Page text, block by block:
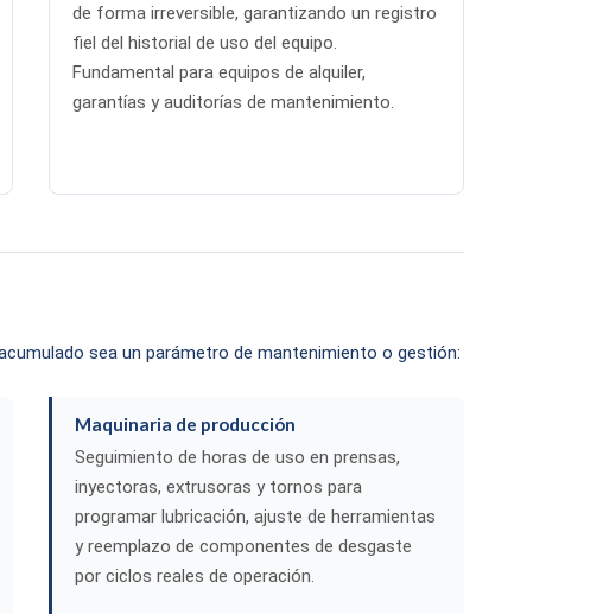
de forma irreversible, garantizando un registro
fiel del historial de uso del equipo.
Fundamental para equipos de alquiler,
garantías y auditorías de mantenimiento.
sea un parámetro de mantenimiento o gestión:
Maquinaria de producción
Seguimiento de horas de uso en prensas,
inyectoras, extrusoras y tornos para
programar lubricación, ajuste de herramientas
y reemplazo de componentes de desgaste
por ciclos reales de operación.